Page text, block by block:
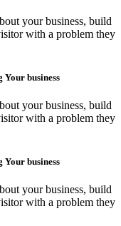
your business, build
with a problem they
Your business
your business, build
with a problem they
Your business
your business, build
with a problem they